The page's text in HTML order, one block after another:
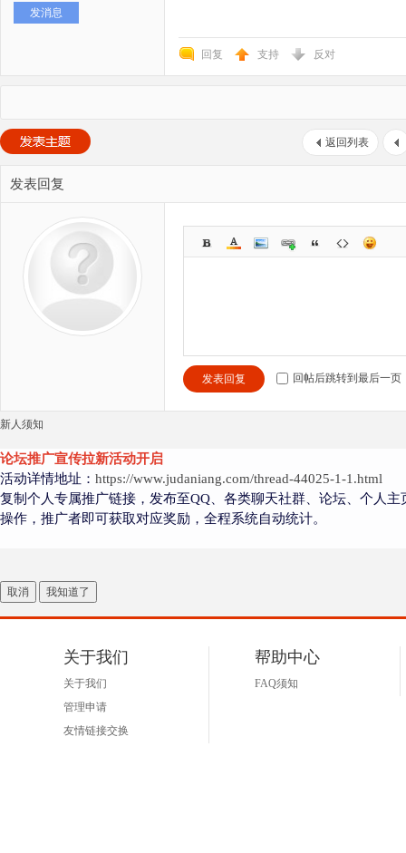
发消息
回复 支持 反对
返回列表
发表回复
发表回复 回帖后跳转到最后一页
新人须知
论坛推广宣传拉新活动开启
活动详情地址： https://www.judaniang.com/thread-44025-1-1.html
复制个人专属推广链接，发布至QQ、各类聊天社群、论坛、个人
操作，推广者即可获取对应奖励，全程系统自动统计。
取消 我知道了
关于我们
关于我们
管理申请
友情链接交换
帮助中心
FAQ须知